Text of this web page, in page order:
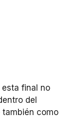
final no
del
también como